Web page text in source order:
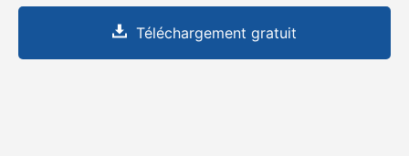
Téléchargement gratuit